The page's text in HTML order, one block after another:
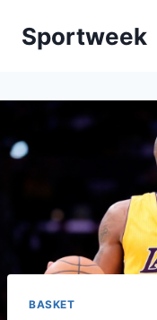
Sportweek
BASKET